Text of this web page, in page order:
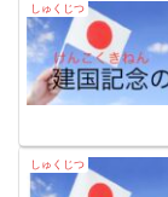
しゅくじつ
しゅくじつ